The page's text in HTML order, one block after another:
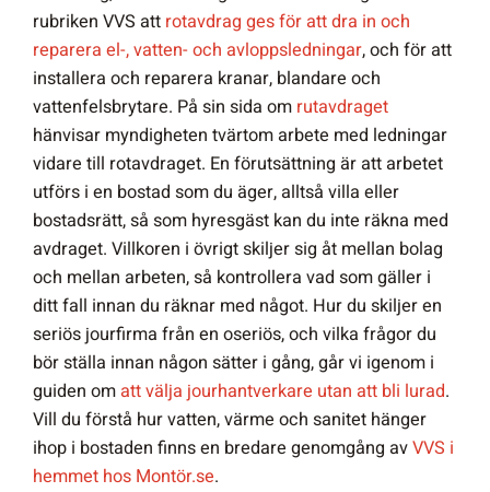
rubriken VVS att rotavdrag ges för att dra in och
reparera el-, vatten- och avloppsledningar, och för att
installera och reparera kranar, blandare och
vattenfelsbrytare. På sin sida om rutavdraget
hänvisar myndigheten tvärtom arbete med ledningar
vidare till rotavdraget. En förutsättning är att arbetet
utförs i en bostad som du äger, alltså villa eller
bostadsrätt, så som hyresgäst kan du inte räkna med
avdraget. Villkoren i övrigt skiljer sig åt mellan bolag
och mellan arbeten, så kontrollera vad som gäller i
ditt fall innan du räknar med något. Hur du skiljer en
seriös jourfirma från en oseriös, och vilka frågor du
bör ställa innan någon sätter i gång, går vi igenom i
guiden om att välja jourhantverkare utan att bli lurad.
Vill du förstå hur vatten, värme och sanitet hänger
ihop i bostaden finns en bredare genomgång avVVS i
hemmet hos Montör.se.